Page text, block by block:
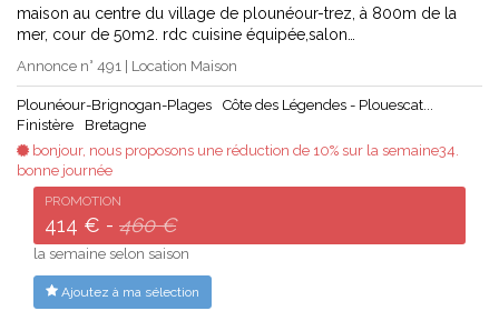
maison au centre du village de plounéour-trez, à 800m de la
mer, cour de 50m2. rdc cuisine équipée,salon…
Annonce n° 491 | Location Maison
Plounéour-Brignogan-Plages
Côte des Légendes - Plouescat...
Finistère
Bretagne
bonjour, nous proposons une réduction de 10% sur la semaine34.
bonne journée
PROMOTION
414 € - 460 €
la semaine selon saison
Ajoutez à ma sélection